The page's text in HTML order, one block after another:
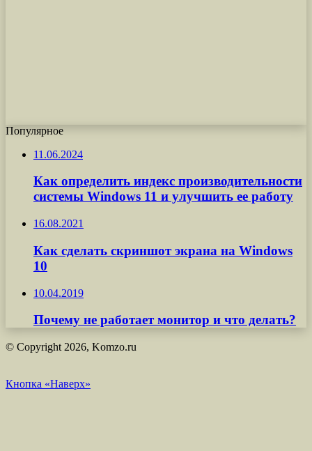
Популярное
11.06.2024
Как определить индекс производительности
системы Windows 11 и улучшить ее работу
16.08.2021
Как сделать скриншот экрана на Windows
10
10.04.2019
Почему не работает монитор и что делать?
© Copyright 2026, Komzo.ru
Кнопка «Наверх»